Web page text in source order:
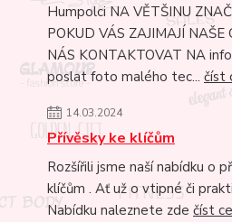
Humpolci NA VĚTŠINU
POKUD VÁS ZAJIMAJÍ NAŠE
NÁS KONTAKTOVAT NA
poslat foto malého tec... číst
14.03.2024
Přívěsky ke klíčům
Rozšířili jsme naší nabídku o
klíčům . Ať už o vtipné či
Nabídku naleznete zde číst